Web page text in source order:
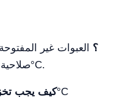
ما مدة صلاحية ركِيزة YRA402؟ العبوات غير
صلاحية تبلغ 12 شهراً عند التخزين في 2-8°C.
كيف يجب